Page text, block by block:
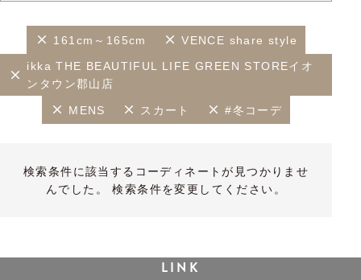
161cm～165cm VENCE share style
ikka THE BEAUTIFUL LIFE GREEN STOREイオ
ンタウン郡山店
MENS スカート #冬コーデ
検索条件に該当するコーディネートが見つかりませ
んでした。 検索条件を変更してください。
LINK